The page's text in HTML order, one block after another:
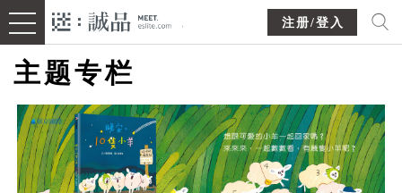
注册/登入
主题专栏